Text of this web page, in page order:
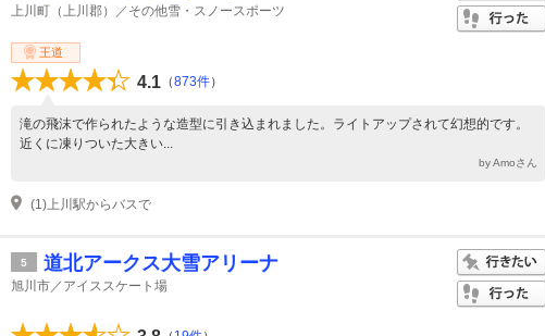
上川町（上川郡）／その他雪・スノースポーツ
王道
4.1 （873件）
滝の飛沫で作られたような造型に引き込まれました。ライトアップされて幻想的です。
近くに凍りついた大きい...
by Amoさん
(1)上川駅からバスで
5 道北アークス大雪アリーナ
旭川市／アイススケート場